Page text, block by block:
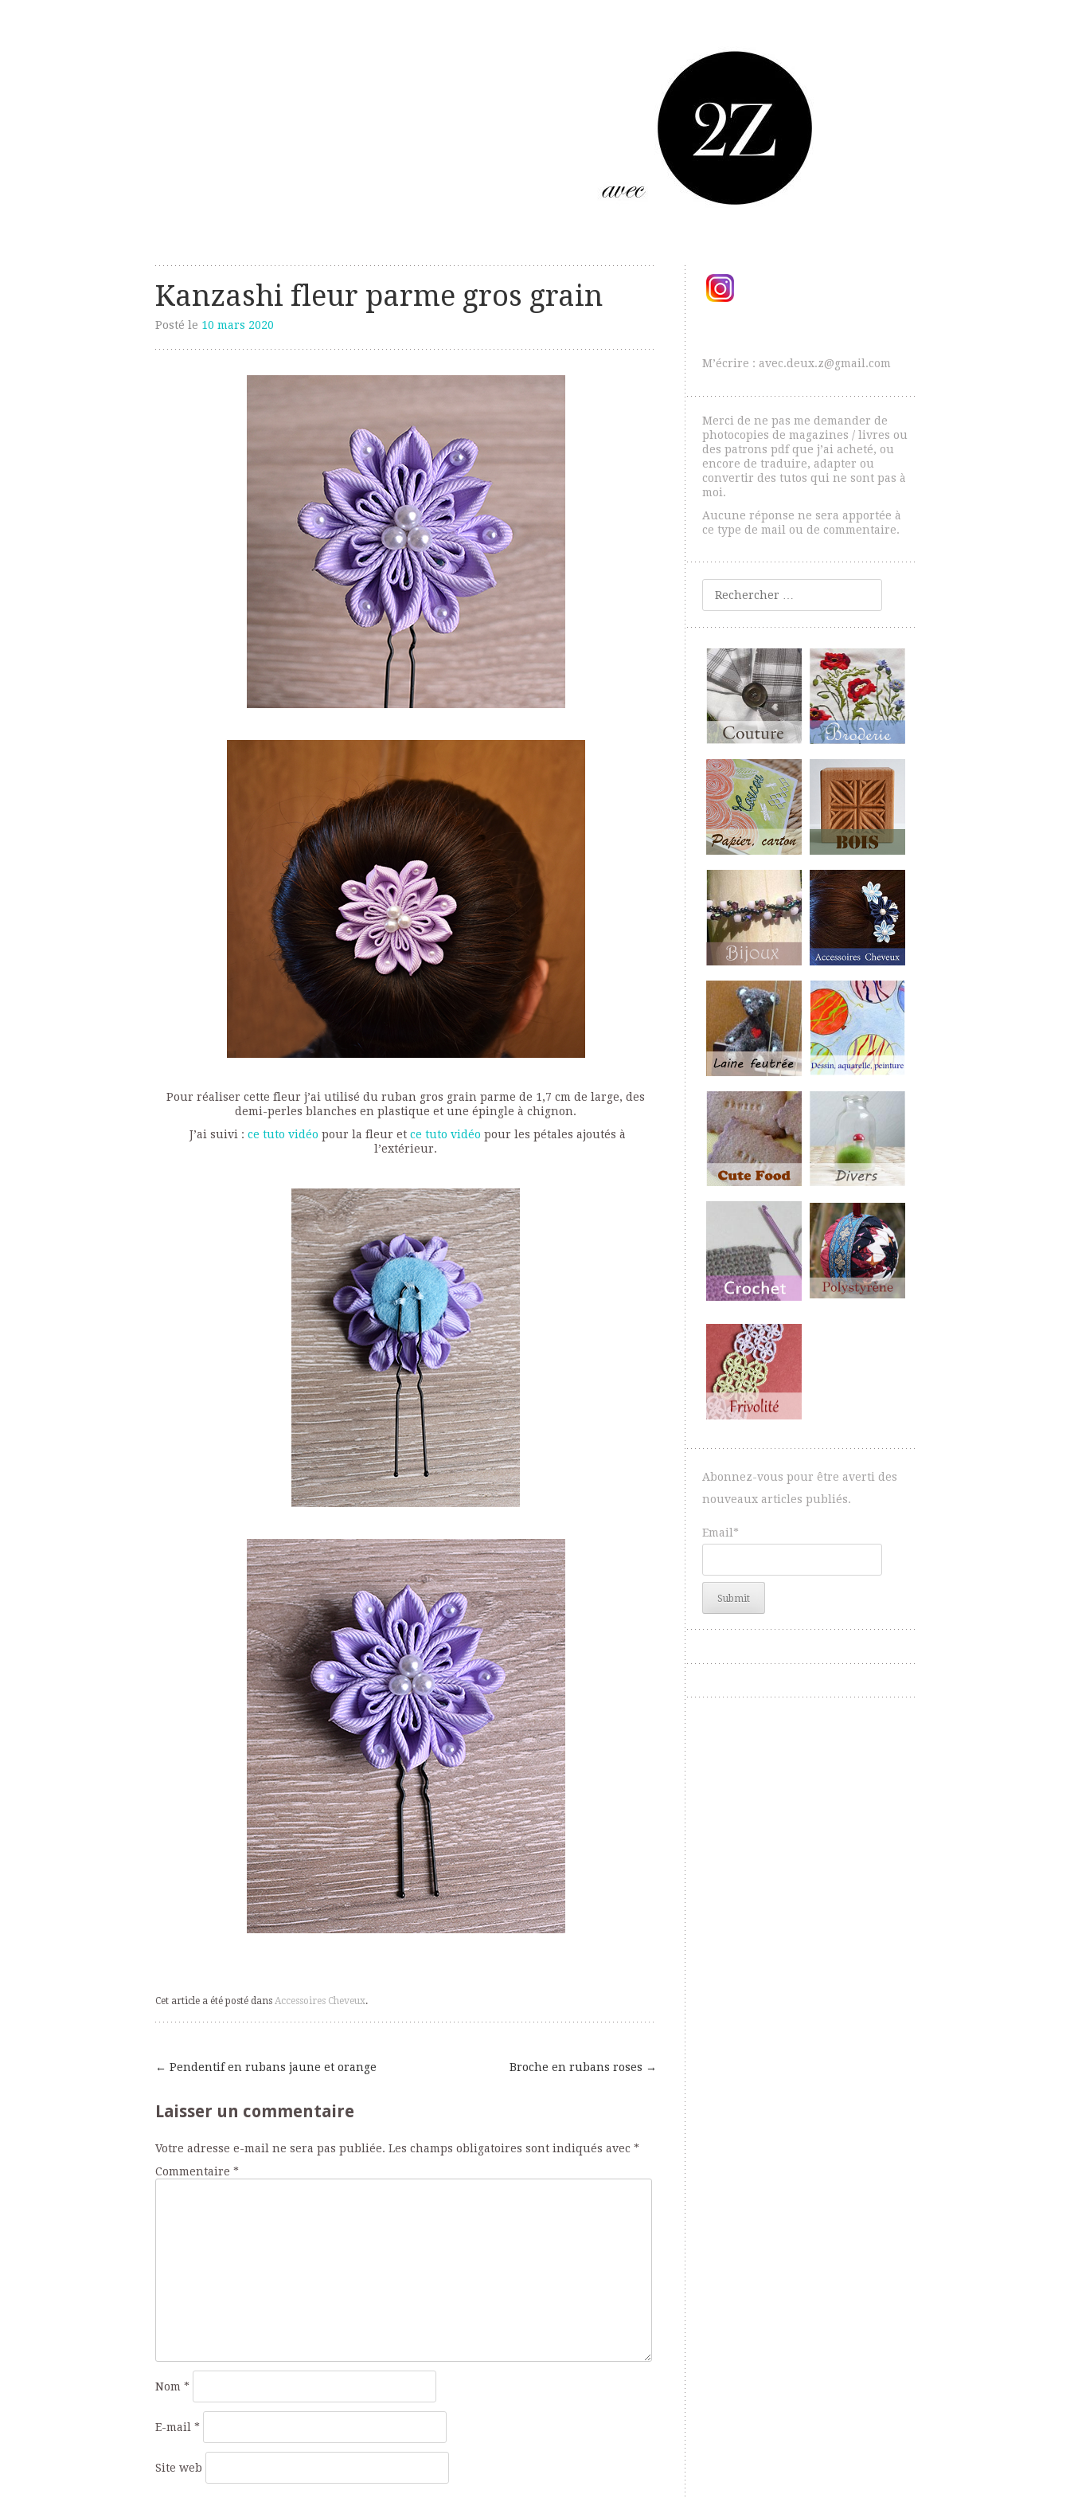
avec deux z
Kanzashi fleur parme gros grain
Posté le 10 mars 2020
Pour réaliser cette fleur j’ai utilisé du ruban gros grain parme de 1,7 cm de large, des
demi-perles blanches en plastique et une épingle à chignon.
J’ai suivi : ce tuto vidéo pour la fleur et ce tuto vidéo pour les pétales ajoutés à
l’extérieur.
Cet article a été posté dans Accessoires Cheveux.
Navigation
des
articles
← Pendentif en rubans jaune et orange Broche en rubans roses →
Laisser un commentaire
Votre adresse e-mail ne sera pas publiée. Les champs obligatoires sont indiqués avec *
Commentaire *
Nom *
E-mail *
Site web
M’écrire : avec.deux.z@gmail.com
Merci de ne pas me demander de
photocopies de magazines / livres ou
des patrons pdf que j’ai acheté, ou
encore de traduire, adapter ou
convertir des tutos qui ne sont pas à
moi.
Aucune réponse ne sera apportée à
ce type de mail ou de commentaire.
Rechercher
Abonnez-vous pour être averti des
nouveaux articles publiés.
Email*